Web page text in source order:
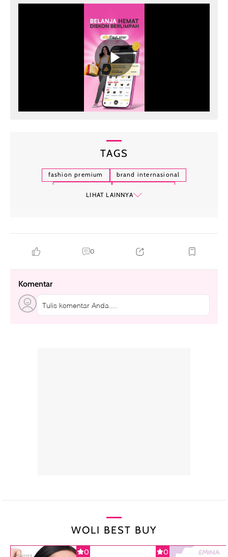
TAGS
fashion premium
brand internasional
LIHAT LAINNYA
0
Komentar
Tulis komentar Anda....
WOLI BEST BUY
0 0